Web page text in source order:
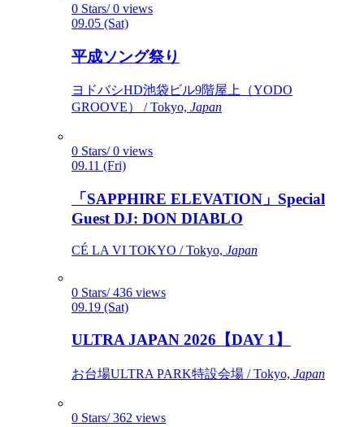
0 Stars/ 0 views
09.05 (Sat)
平成ソング祭り
ヨドバシHD池袋ビル9階屋上（YODO
GROOVE） / Tokyo, Japan
0 Stars/ 0 views
09.11 (Fri)
「SAPPHIRE ELEVATION」Special
Guest DJ: DON DIABLO
CÉ LA VI TOKYO / Tokyo, Japan
0 Stars/ 436 views
09.19 (Sat)
ULTRA JAPAN 2026【DAY 1】
お台場ULTRA PARK特設会場 / Tokyo, Japan
0 Stars/ 362 views